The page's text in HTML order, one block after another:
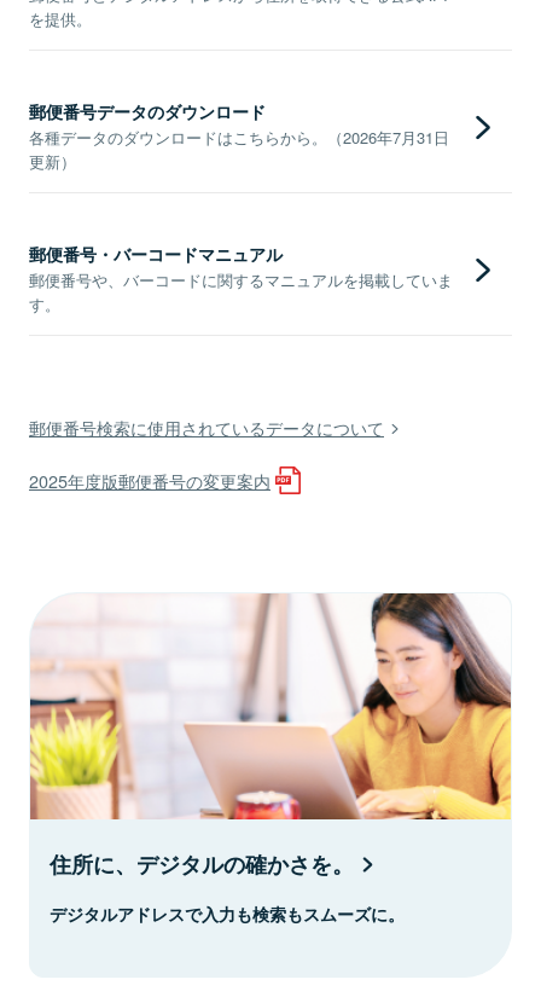
を提供。
郵便番号データのダウンロード
各種データのダウンロードはこちらから。（2026年7月31日
更新）
郵便番号・バーコードマニュアル
郵便番号や、バーコードに関するマニュアルを掲載していま
す。
郵便番号検索に使用されているデータについて
2025年度版郵便番号の変更案内
住所に、デジタルの確かさを。
デジタルアドレスで入力も検索もスムーズに。